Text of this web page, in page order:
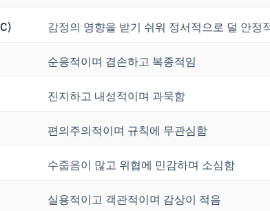
감정의 영향을 받기 쉬워 정서적으로 덜 안정
순응적이며 겸손하고 복종적임
진지하고 내성적이며 과묵함
편의주의적이며 규칙에 무관심함
수줍음이 많고 위협에 민감하며 소심함
실용적이고 객관적이며 감상이 적음